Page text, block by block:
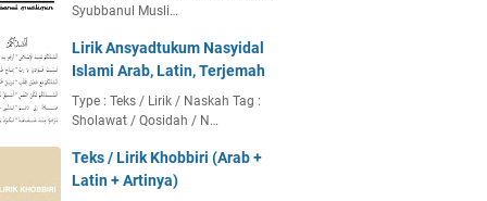
Syubbanul Musli…
Lirik Ansyadtukum Nasyidal
Islami Arab, Latin, Terjemah
Type : Teks / Lirik / Naskah Tag :
Sholawat / Qosidah / N…
Teks / Lirik Khobbiri (Arab +
Latin + Artinya)